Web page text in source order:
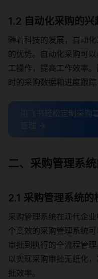
1.2 自动化采购的兴
随着科技的发展，自动
的优势。自动化采购可
工操作，提高工作效率
时的采购数据和进度跟踪
用飞书轻松定制采购
管理 →
二、采购管理系
2.1 采购管理系统的
采购管理系统在现代企
个高效的采购管理系统
审批到执行的全流程管
以实现采购审批无纸化
批效率。